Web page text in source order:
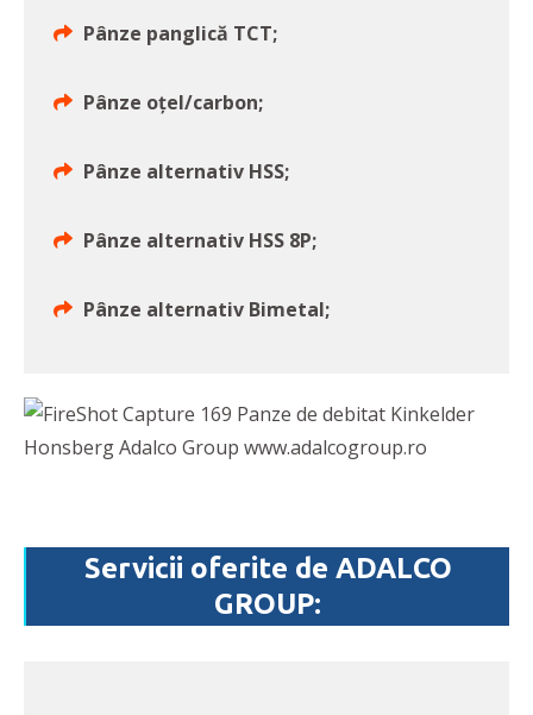
Pânze panglică TCT;
Pânze oțel/carbon;
Pânze alternativ HSS;
Pânze alternativ HSS 8P;
Pânze alternativ Bimetal;
Servicii oferite de ADALCO
GROUP: